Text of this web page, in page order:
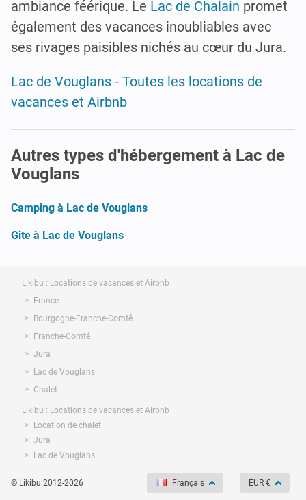
ambiance féérique. Le Lac de Chalain promet
également des vacances inoubliables avec
ses rivages paisibles nichés au cœur du Jura.
Lac de Vouglans - Toutes les locations de
vacances et Airbnb
Autres types d'hébergement à Lac de
Vouglans
Camping à Lac de Vouglans
Gite à Lac de Vouglans
Likibu : Locations de vacances et Airbnb
France
Bourgogne-Franche-Comté
Franche-Comté
Jura
Lac de Vouglans
Chalet
Likibu : Locations de vacances et Airbnb
Location de chalet
Jura
Lac de Vouglans
© Likibu 2012-2026 Français EUR €